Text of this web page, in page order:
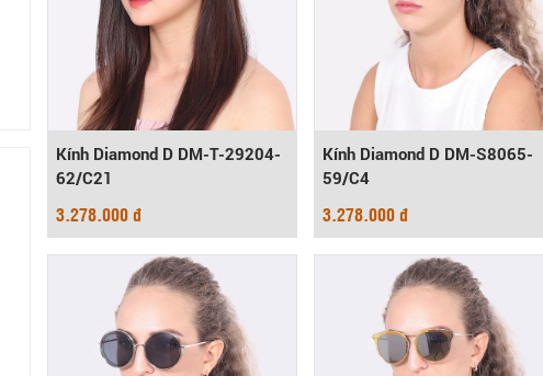
Kính Diamond D DM-T-29204-
62/C21
3.278.000 đ
Kính Diamond D DM-S8065-
59/C4
3.278.000 đ